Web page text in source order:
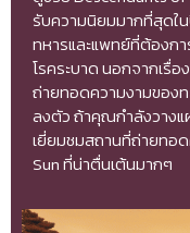
รับความนิยมมากที่สุดใน
ทหารและแพทย์ที่ต้องก
โรคระบาด นอกจากเรื่
ถ่ายทอดความงามของท
ลงตัว ถ้าคุณกำลังวางแ
เยี่ยมชมสถานที่ถ่ายทอ
Sun ที่น่าตื่นเต้นมากๆ